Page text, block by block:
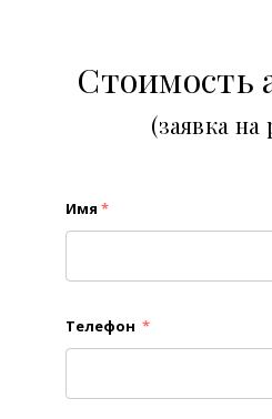
Стоимость
(заявка на
Имя *
Телефон *